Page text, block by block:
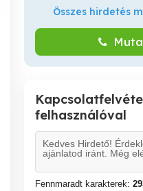
Összes hirdetés
felhasználóval
Fennmaradt karakterek: